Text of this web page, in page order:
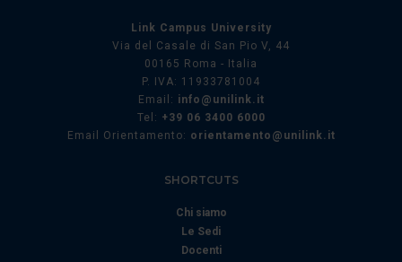
Link Campus University
Via del Casale di San Pio V, 44
00165 Roma - Italia
P. IVA: 11933781004
Email: info@unilink.it
Tel: +39 06 3400 6000
Email Orientamento: orientamento@unilink.it
SHORTCUTS
Chi siamo
Le Sedi
Docenti